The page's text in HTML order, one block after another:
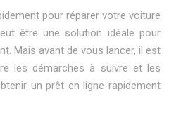
pour réparer votre voiture
être une solution idéale pour
Mais avant de vous lancer, il est
les démarches à suivre et les
un prêt en ligne rapidement